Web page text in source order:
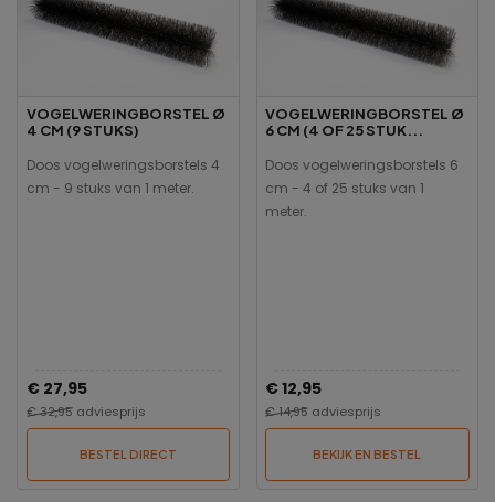
VOGELWERINGBORSTEL Ø
4 CM (9 STUKS)
Doos vogelweringsborstels 4
cm - 9 stuks van 1 meter.
€ 27,95
€ 32,95adviesprijs
BESTEL DIRECT
VOGELWERINGBORSTEL Ø
6 CM (4 OF 25 STUK...
Doos vogelweringsborstels 6
cm - 4 of 25 stuks van 1
meter.
€ 12,95
€ 14,95 adviesprijs
BEKIJK EN BESTEL